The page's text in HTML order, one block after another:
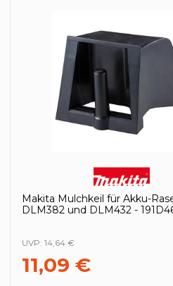
Makita Mulchkeil für Akku-
DLM382 und DLM432 -
11,09 €
UVP: 14,64 €